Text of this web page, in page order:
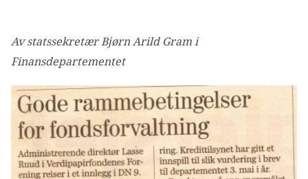
Av statssekretær Bjørn Arild Gram i
Finansdepartementet